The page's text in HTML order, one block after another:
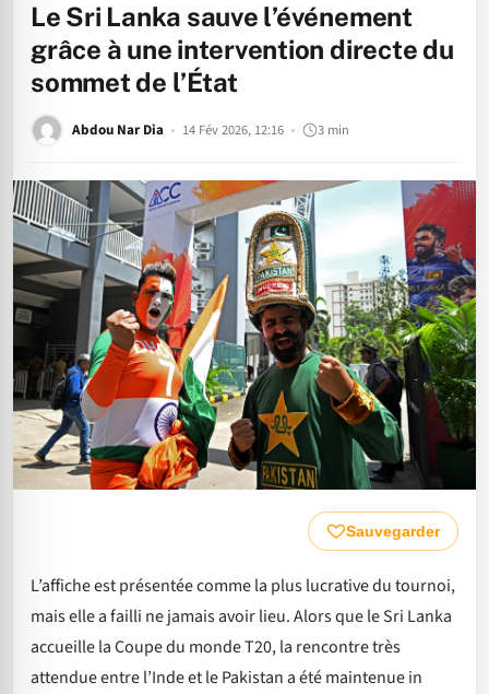
Le Sri Lanka sauve l’événement
grâce à une intervention directe du
sommet de l’État
Abdou Nar Dia 14 Fév 2026, 12:16 3 min
Sauvegarder
L’affiche est présentée comme la plus lucrative du tournoi,
mais elle a failli ne jamais avoir lieu. Alors que le Sri Lanka
accueille la Coupe du monde T20, la rencontre très
attendue entre l’Inde et le Pakistan a été maintenue in